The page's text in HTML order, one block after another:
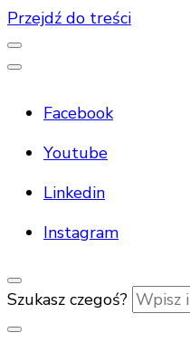
Przejdź do treści
Facebook
Youtube
Linkedin
Instagram
Szukasz czegoś?